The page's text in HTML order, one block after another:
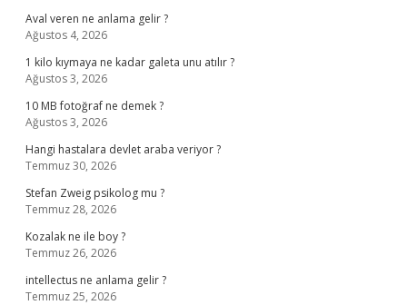
Aval veren ne anlama gelir ?
Ağustos 4, 2026
1 kilo kıymaya ne kadar galeta unu atılır ?
Ağustos 3, 2026
10 MB fotoğraf ne demek ?
Ağustos 3, 2026
Hangi hastalara devlet araba veriyor ?
Temmuz 30, 2026
Stefan Zweig psikolog mu ?
Temmuz 28, 2026
Kozalak ne ile boy ?
Temmuz 26, 2026
intellectus ne anlama gelir ?
Temmuz 25, 2026